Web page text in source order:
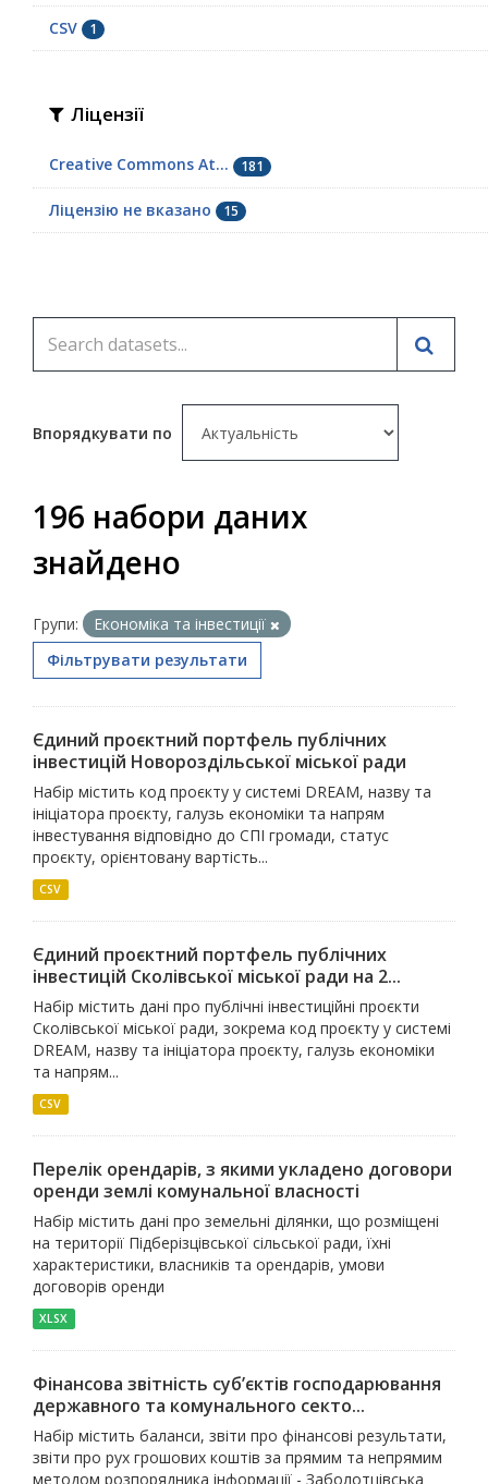
СSV 1
Ліцензії
Creative Commons At... 181
Ліцензію не вказано 15
Впорядкувати по
196 набори даних
знайдено
Групи:
Економіка та інвестиції
Фільтрувати результати
Єдиний проєктний портфель публічних
інвестицій Новороздільської міської ради
Набір містить код проєкту у системі DREAM, назву та
ініціатора проєкту, галузь економіки та напрям
інвестування відповідно до СПІ громади, статус
проєкту, орієнтовану вартість...
CSV
Єдиний проєктний портфель публічних
інвестицій Сколівської міської ради на 2...
Набір містить дані про публічні інвестиційні проєкти
Сколівської міської ради, зокрема код проєкту у системі
DREAM, назву та ініціатора проєкту, галузь економіки
та напрям...
CSV
Перелік орендарів, з якими укладено договори
оренди землі комунальної власності
Набір містить дані про земельні ділянки, що розміщені
на території Підберізцівської сільської ради, їхні
характеристики, власників та орендарів, умови
договорів оренди
XLSX
Фінансова звітність суб’єктів господарювання
державного та комунального секто...
Набір містить баланси, звіти про фінансові результати,
звіти про рух грошових коштів за прямим та непрямим
методом розпорядника інформації - Заболотцівська